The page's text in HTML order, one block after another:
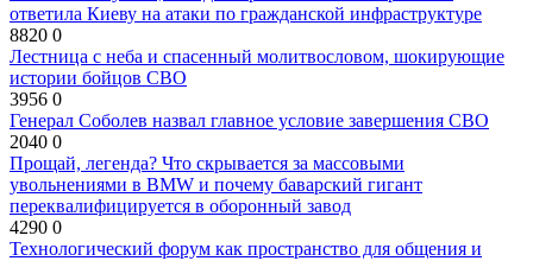
ответила Киеву на атаки по гражданской инфраструктуре
8820 0
Лестница с неба и спасенный молитвословом, шокирующие
истории бойцов СВО
3956 0
Генерал Соболев назвал главное условие завершения СВО
2040 0
Прощай, легенда? Что скрывается за массовыми
увольнениями в BMW и почему баварский гигант
переквалифицируется в оборонный завод
4290 0
Технологический форум как пространство для общения и